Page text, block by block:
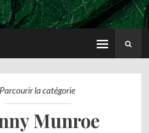
Parcourir la catégorie
Munroe